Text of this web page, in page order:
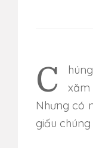
Chúng ta ai cũng rất thích hình
Nhưng có
giấu